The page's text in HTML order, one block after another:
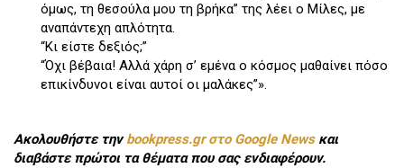
όμως, τη θεσούλα μου τη βρήκα” της λέει ο Μίλες, με
αναπάντεχη απλότητα.
“Κι είστε δεξιός;”
“Όχι βέβαια! Αλλά χάρη σ’ εμένα ο κόσμος μαθαίνει πόσο
επικίνδυνοι είναι αυτοί οι μαλάκες”».
Ακολουθήστε τηνbookpress.gr στο Google Newsκαι
διαβάστε πρώτοι τα θέματα που σας ενδιαφέρουν.